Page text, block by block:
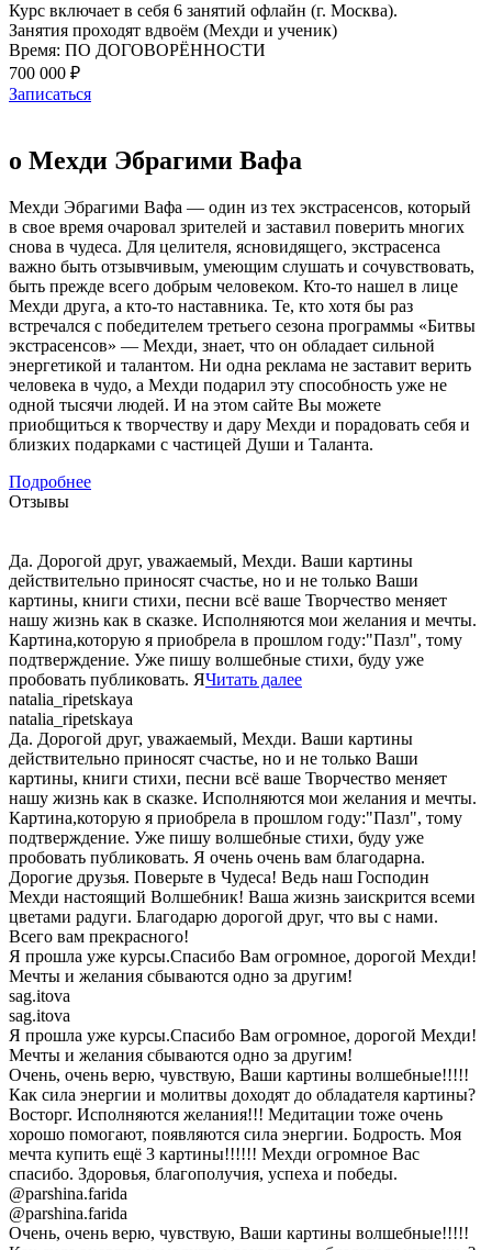
Курс включает в себя 6 занятий офлайн (г. Москва).
Занятия проходят вдвоём (Мехди и ученик)
Время: ПО ДОГОВОРЁННОСТИ
700 000 ₽
Записаться
о Мехди Эбрагими Вафа
Мехди Эбрагими Вафа — один из тех экстрасенсов, который
в свое время очаровал зрителей и заставил поверить многих
снова в чудеса. Для целителя, ясновидящего, экстрасенса
важно быть отзывчивым, умеющим слушать и сочувствовать,
быть прежде всего добрым человеком. Кто-то нашел в лице
Мехди друга, а кто-то наставника. Те, кто хотя бы раз
встречался с победителем третьего сезона программы «Битвы
экстрасенсов» — Мехди, знает, что он обладает сильной
энергетикой и талантом. Ни одна реклама не заставит верить
человека в чудо, а Мехди подарил эту способность уже не
одной тысячи людей. И на этом сайте Вы можете
приобщиться к творчеству и дару Мехди и порадовать себя и
близких подарками с частицей Души и Таланта.
Подробнее
Отзывы
Да. Дорогой друг, уважаемый, Мехди. Ваши картины
действительно приносят счастье, но и не только Ваши
картины, книги стихи, песни всё ваше Творчество меняет
нашу жизнь как в сказке. Исполняются мои желания и мечты.
Картина,которую я приобрела в прошлом году:"Пазл", тому
подтверждение. Уже пишу волшебные стихи, буду уже
пробовать публиковать. ЯЧитать далее
natalia_ripetskaya
natalia_ripetskaya
Да. Дорогой друг, уважаемый, Мехди. Ваши картины
действительно приносят счастье, но и не только Ваши
картины, книги стихи, песни всё ваше Творчество меняет
нашу жизнь как в сказке. Исполняются мои желания и мечты.
Картина,которую я приобрела в прошлом году:"Пазл", тому
подтверждение. Уже пишу волшебные стихи, буду уже
пробовать публиковать. Я очень очень вам благодарна.
Дорогие друзья. Поверьте в Чудеса! Ведь наш Господин
Мехди настоящий Волшебник! Ваша жизнь заискрится всеми
цветами радуги. Благодарю дорогой друг, что вы с нами.
Всего вам прекрасного!
Я прошла уже курсы.Спасибо Вам огромное, дорогой Мехди!
Мечты и желания сбываются одно за другим!
sag.itova
sag.itova
Я прошла уже курсы.Спасибо Вам огромное, дорогой Мехди!
Мечты и желания сбываются одно за другим!
Очень, очень верю, чувствую, Ваши картины волшебные!!!!!
Как сила энергии и молитвы доходят до обладателя картины?
Восторг. Исполняются желания!!! Медитации тоже очень
хорошо помогают, появляются сила энергии. Бодрость. Моя
мечта купить ещё 3 картины!!!!!! Мехди огромное Вас
спасибо. Здоровья, благополучия, успеха и победы.
@parshina.farida
@parshina.farida
Очень, очень верю, чувствую, Ваши картины волшебные!!!!!